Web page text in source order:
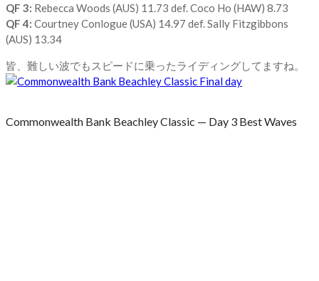
QF 3: Rebecca Woods (AUS) 11.73 def. Coco Ho (HAW) 8.73
QF 4: Courtney Conlogue (USA) 14.97 def. Sally Fitzgibbons
(AUS) 13.34
皆、難しい波でもスピードに乗ったライディングしてますね。
Commonwealth Bank Beachley Classic — Day 3 Best Waves